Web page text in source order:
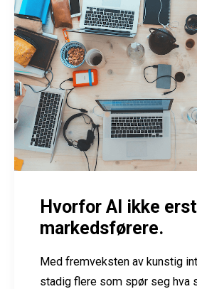
Hvorfor AI ikke
markedsførere.
Med fremveksten av kunstig
stadig flere som spør seg hva